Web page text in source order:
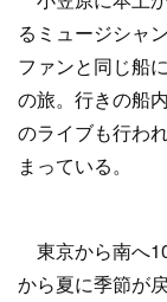
るミュージシャ
ファンと同じ船
の旅。行きの船
のライブも行わ
まっている。
東京から南へ
から夏に季節が